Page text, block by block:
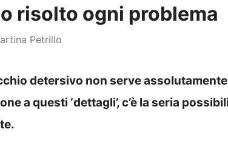
risolto ogni problema
Petrillo
detersivo non serve
a questi ‘dettagli’, c’è la seria